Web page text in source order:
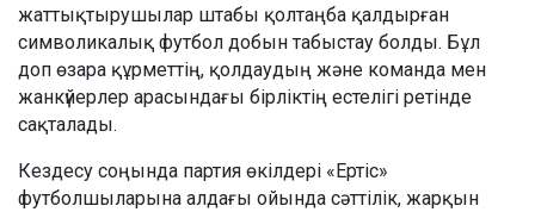
жаттықтырушылар штабы қолтаңба қалдырған
символикалық футбол добын табыстау болды. Бұл
доп өзара құрметтің, қолдаудың және команда мен
жанкүйерлер арасындағы бірліктің естелігі ретінде
сақталады.
Кездесу соңында партия өкілдері «Ертіс»
футболшыларына алдағы ойында сәттілік, жарқын